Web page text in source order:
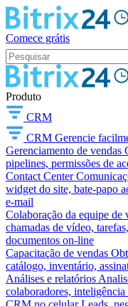
Comece grátis
Produto
CRM
CRM Gerencie
Gerenciamento de vendas
pipelines, permissões de
Contact Center
widget do site, bate-papo
e-mail
Colaboração da equipe de
chamadas de vídeo,
documentos on-line
Capacitação de vendas
catálogo, inventário,
Análises e relatórios
colaboradores,